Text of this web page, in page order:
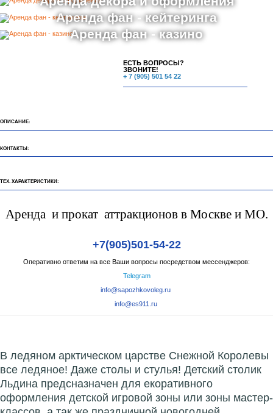
Аренда фан - кейтеринга
Аренда фан - казино
ЕСТЬ ВОПРОСЫ?
ЗВОНИТЕ!
+ 7 (905) 501 54 22
ОПИСАНИЕ:
КОНТАКТЫ:
ТЕХ. ХАРАКТЕРИСТИКИ:
Аренда и прокат аттракционов в Москве и МО.
+7(905)501-54-22
Оперативно ответим на все Ваши вопросы посредством мессенджеров:
Telegram
info@sapozhkovoleg.ru
info@es911.ru
В ледяном арктическом царстве Снежной Королевы
все ледяное! Даже столы и стулья! Детский столик
Льдина предсназначен для екоративного
оформления детской игровой зоны или зоны мастер-